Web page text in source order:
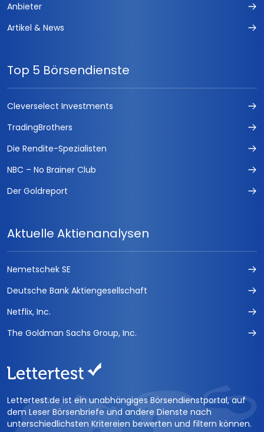
Anbieter
Artikel & News
Top 5 Börsendienste
Cleverselect Investments
TradingBrothers
Die Rendite-Spezialisten
NBC – No Brainer Club
Der Goldreport
Aktuelle Aktienanalysen
Nemetschek SE
Deutsche Bank Aktiengesellschaft
Netflix, Inc.
The Goldman Sachs Group, Inc.
Lettertest.de ist ein unabhängiges Börsendienstportal, auf
dem Leser Börsenbriefe und andere Dienste nach
unterschiedlichsten Kritereien bewerten und filtern können.